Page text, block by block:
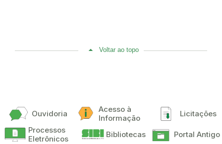
Voltar ao topo
Ouvidoria
Acesso à
Informação
Licitações
Processos
Eletrônicos
Bibliotecas Portal Antigo